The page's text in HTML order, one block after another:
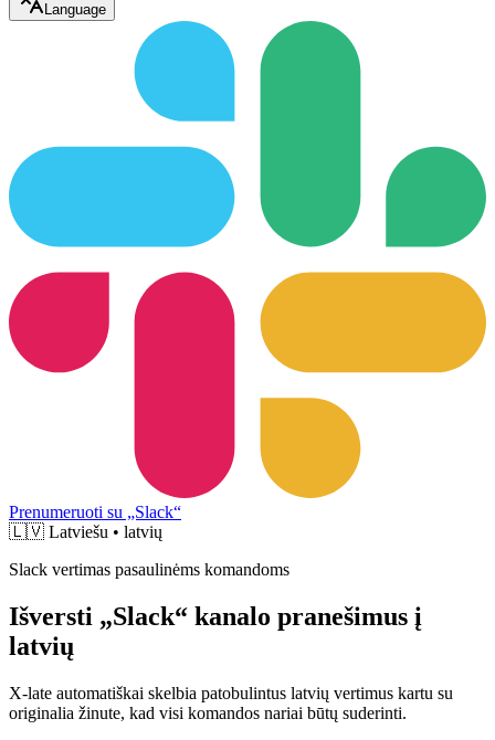
Language
Prenumeruoti su „Slack“
🇱🇻 Latviešu • latvių
Slack vertimas pasaulinėms komandoms
Išversti „Slack“ kanalo pranešimus į
latvių
X-late automatiškai skelbia patobulintus latvių vertimus kartu su
originalia žinute, kad visi komandos nariai būtų suderinti.